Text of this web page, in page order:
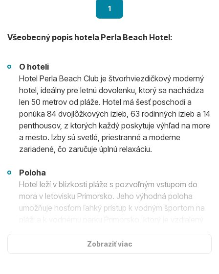
1
Všeobecný popis hotela Perla Beach Hotel:
O hoteli
Hotel Perla Beach Club je štvorhviezdičkový moderný
hotel, ideálny pre letnú dovolenku, ktorý sa nachádza
len 50 metrov od pláže. Hotel má šesť poschodí a
ponúka 84 dvojlôžkových izieb, 63 rodinných izieb a 14
penthousov, z ktorých každý poskytuje výhľad na more
a mesto. Izby sú svetlé, priestranné a moderne
zariadené, čo zaručuje úplnú relaxáciu.
Poloha
Hotel leží v blízkosti pláže s pozvoľným vstupom do
mora v letovisku Primorsko. Jeho výhodná poloha
umožňuje hosťom ľahký prístup k vodným športom na
Zobraziť viac